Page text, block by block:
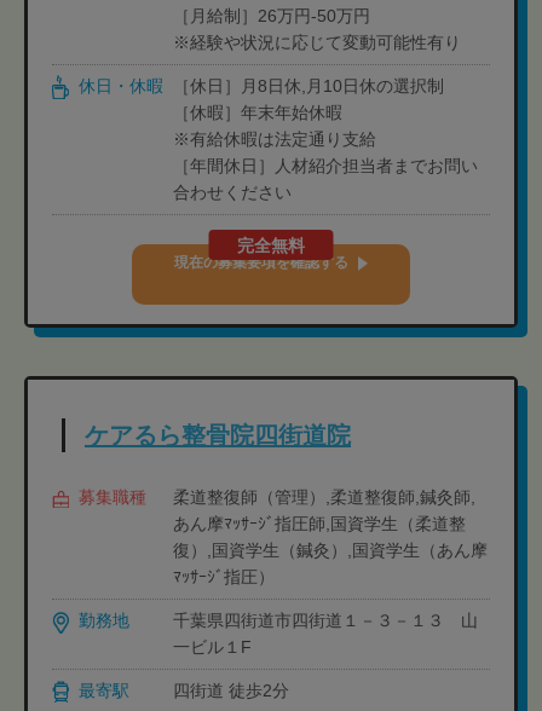
［月給制］26万円‐50万円
※経験や状況に応じて変動可能性有り
休日・休暇
［休日］月8日休,月10日休の選択制
［休暇］年末年始休暇
※有給休暇は法定通り支給
［年間休日］人材紹介担当者までお問い
合わせください
完全無料
現在の募集要項を確認する
ケアるら整骨院四街道院
募集職種
柔道整復師（管理）,柔道整復師,鍼灸師,
あん摩ﾏｯｻｰｼﾞ指圧師,国資学生（柔道整
復）,国資学生（鍼灸）,国資学生（あん摩
ﾏｯｻｰｼﾞ指圧）
勤務地
千葉県四街道市四街道１－３－１３ 山
一ビル１F
最寄駅 四街道 徒歩2分